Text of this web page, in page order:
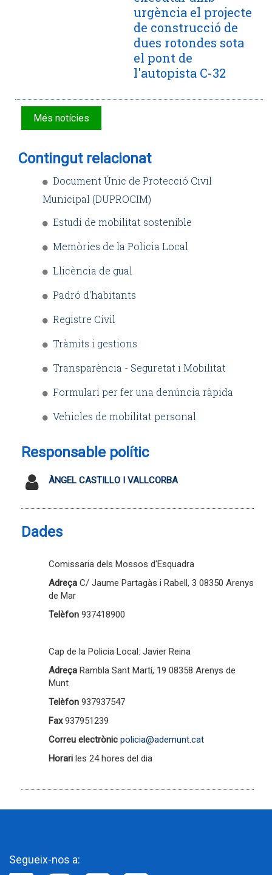
urgència el projecte
de construcció de
dues rotondes sota
el pont de
l'autopista C-32
Més notícies
Contingut relacionat
Document Únic de Protecció Civil
Municipal (DUPROCIM)
Estudi de mobilitat sostenible
Memòries de la Policia Local
Llicència de gual
Padró d'habitants
Registre Civil
Tràmits i gestions
Transparència - Seguretat i Mobilitat
Formulari per fer una denúncia ràpida
Vehicles de mobilitat personal
Responsable polític
ÀNGEL CASTILLO I VALLCORBA
Dades
Comissaria dels Mossos d'Esquadra
Adreça C/ Jaume Partagàs i Rabell, 3 08350 Arenys
de Mar
Telèfon 937418900
Cap de la Policia Local: Javier Reina
Adreça Rambla Sant Martí, 19 08358 Arenys de
Munt
Telèfon 937937547
Fax937951239
Correu electrònic policia@ademunt.cat
Horari les 24 hores del dia
Segueix-nos a: